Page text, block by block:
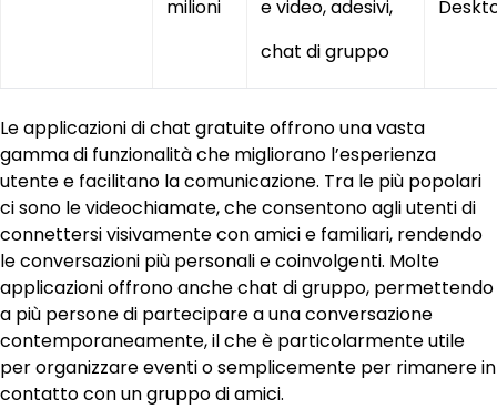
milioni
e video, adesivi,
chat di gruppo
Le applicazioni di chat gratuite offrono una vasta
gamma di funzionalità che migliorano l’esperienza
utente e facilitano la comunicazione. Tra le più popolari
ci sono le videochiamate, che consentono agli utenti di
connettersi visivamente con amici e familiari, rendendo
le conversazioni più personali e coinvolgenti. Molte
applicazioni offrono anche chat di gruppo, permettendo
a più persone di partecipare a una conversazione
contemporaneamente, il che è particolarmente utile
per organizzare eventi o semplicemente per rimanere in
contatto con un gruppo di amici.